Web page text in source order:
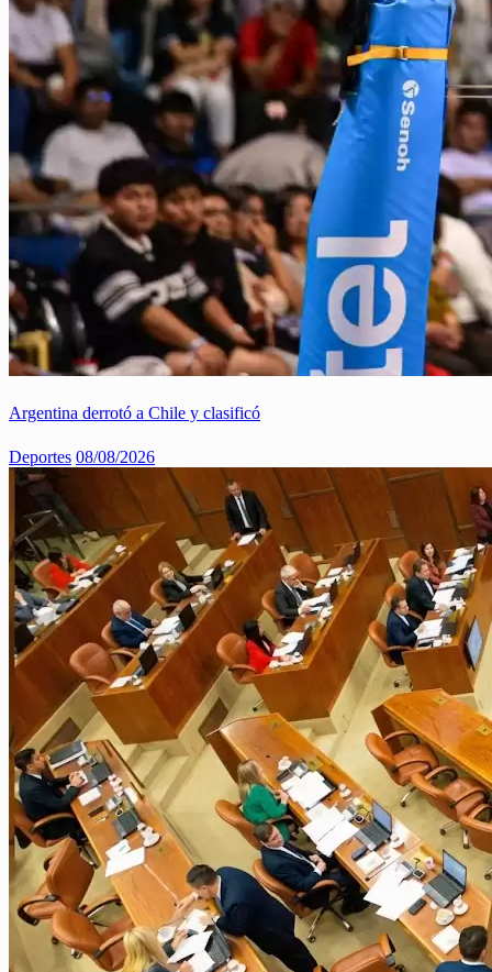
Argentina derrotó a Chile y clasificó
Deportes 08/08/2026